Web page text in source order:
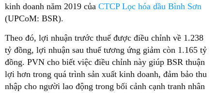
kinh doanh năm 2019 của CTCP Lọc hóa dầu Bình Sơn
(UPCoM: BSR).
Theo đó, lợi nhuận trước thuế được điều chỉnh về 1.238
tỷ đồng, lợi nhuận sau thuế tương ứng giảm còn 1.165 tỷ
đồng. PVN cho biết việc điều chỉnh này giúp BSR thuận
lợi hơn trong quá trình sản xuất kinh doanh, đảm bảo thu
nhập cho người lao động trong bối cảnh cạnh tranh nhân